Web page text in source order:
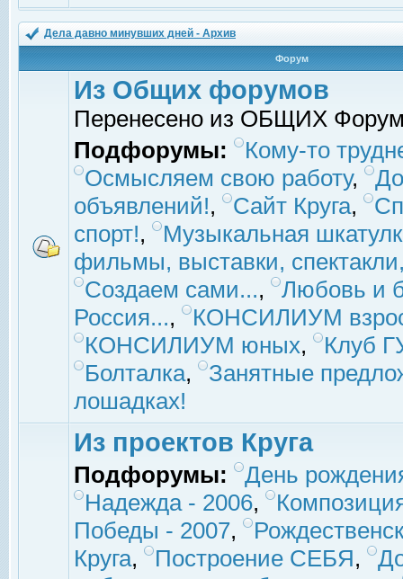
Дела давно минувших дней - Архив
Форум
Из Общих форумов
Перенесено из ОБЩИХ
Подфорумы:
Кому-то
Осмысляем свою работу,
объявлений!, Сайт Круга,
спорт!,
Музыкальная
фильмы, выставки,
Создаем сами...,
Любовь и
Россия...,
КОНСИЛИУМ
КОНСИЛИУМ юных,
Клуб
Болталка,
Занятные
лошадках!
Из проектов Круга
Подфорумы:
День
Надежда - 2006,
Победы - 2007,
Круга, Построение СЕБЯ,